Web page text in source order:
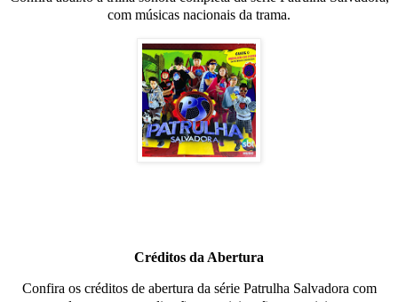
com músicas nacionais da trama.
Créditos da Abertura
Confira os créditos de abertura da série Patrulha Salvadora com